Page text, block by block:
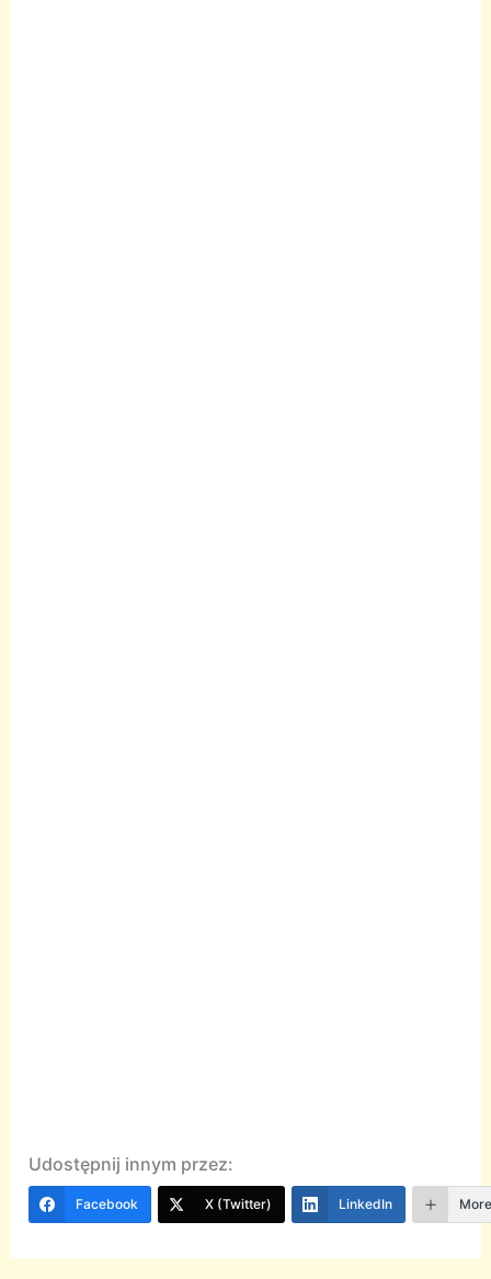
Udostępnij innym przez:
Facebook X (Twitter) LinkedIn